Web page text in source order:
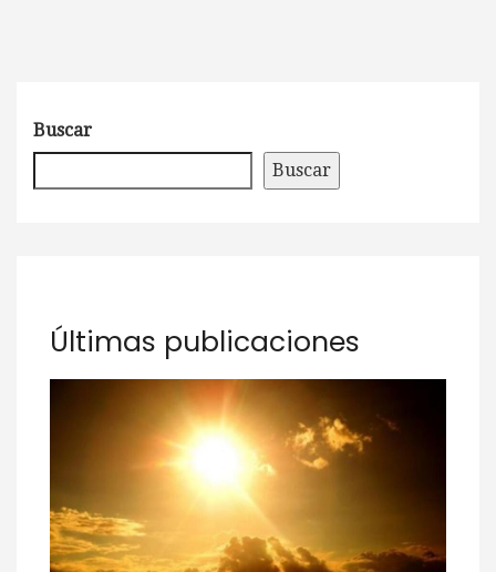
Buscar
Buscar
Últimas publicaciones